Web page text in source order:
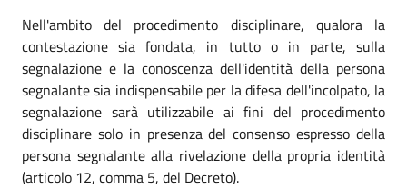
Nell'ambito del procedimento disciplinare, qualora la
contestazione sia fondata, in tutto o in parte, sulla
segnalazione e la conoscenza dell'identità della persona
segnalante sia indispensabile per la difesa dell'incolpato, la
segnalazione sarà utilizzabile ai fini del procedimento
disciplinare solo in presenza del consenso espresso della
persona segnalante alla rivelazione della propria identità
(articolo 12, comma 5, del Decreto).